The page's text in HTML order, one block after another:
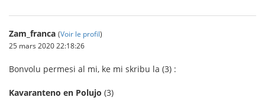
Zam_franca (Voir le profil)
25 mars 2020 22:18:26
Bonvolu permesi al mi, ke mi skribu la (3) :
Kavaranteno en Polujo (3)